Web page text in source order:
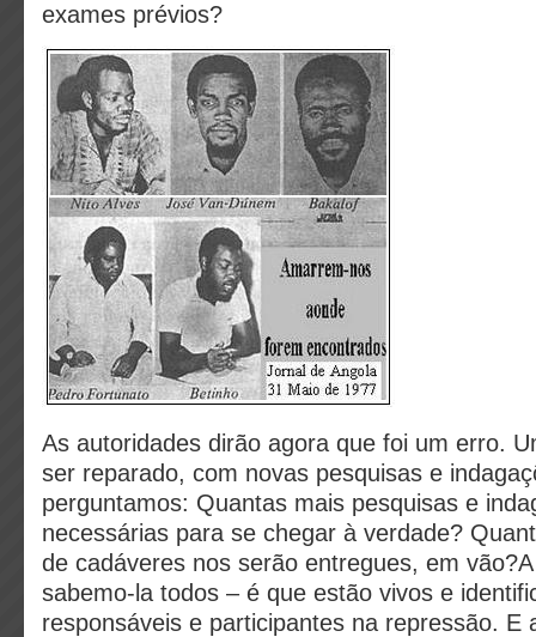
exames prévios?
As autoridades dirão agora que foi um erro.
ser reparado, com novas pesquisas e
perguntamos: Quantas mais pesquisas e
necessárias para se chegar à verdade?
de cadáveres nos serão entregues, em
sabemo-la todos – é que estão vivos e
responsáveis e participantes na repressão. E